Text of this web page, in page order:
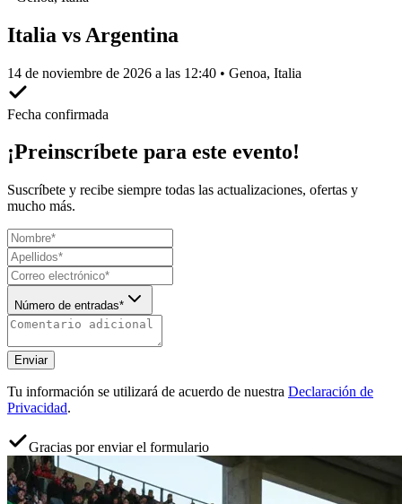
Italia vs Argentina
14 de noviembre de 2026 a las 12:40 • Genoa, Italia
Fecha confirmada
¡Preinscríbete para este evento!
Suscríbete y recibe siempre todas las actualizaciones, ofertas y
mucho más.
Número de entradas*
Enviar
Tu información se utilizará de acuerdo de nuestra Declaración de
Privacidad.
Gracias por enviar el formulario